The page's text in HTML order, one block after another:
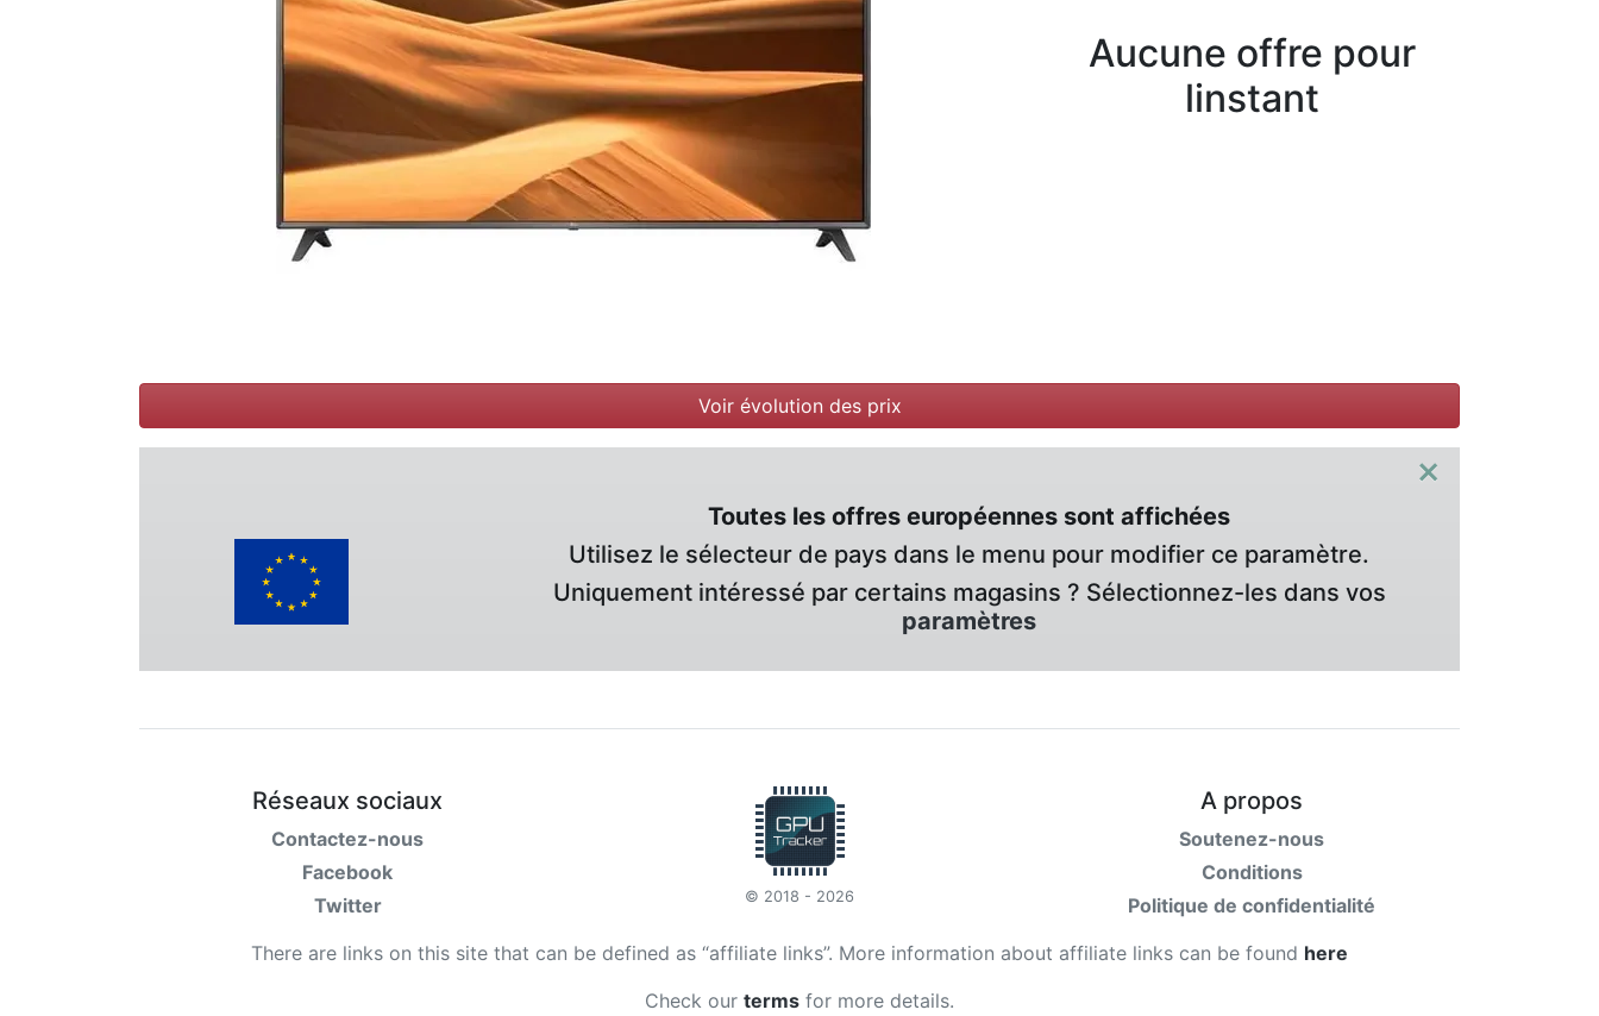
Aucune offre pour
linstant
Voir évolution des prix
×
Toutes les offres européennes sont affichées
Utilisez le sélecteur de pays dans le menu pour modifier ce paramètre.
Uniquement intéressé par certains magasins ? Sélectionnez-les dans vos
paramètres
Réseaux sociaux
Contactez-nous
Facebook
Twitter
© 2018 - 2026
A propos
Soutenez-nous
Conditions
Politique de confidentialité
There are links on this site that can be defined as “affiliate links”. More information about affiliate links can be found here
Check our terms for more details.